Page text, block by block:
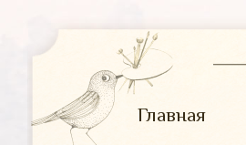
Главная